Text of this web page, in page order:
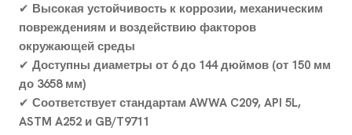
✔ Высокая устойчивость к коррозии, механическим
повреждениям и воздействию факторов
окружающей среды
✔ Доступны диаметры от 6 до 144 дюймов (от 150 мм
до 3658 мм)
✔ Соответствует стандартам AWWA C209, API 5L,
ASTM A252 и GB/T9711